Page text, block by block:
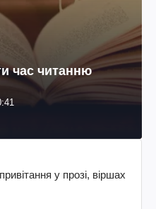
час читанню
у прозі, віршах